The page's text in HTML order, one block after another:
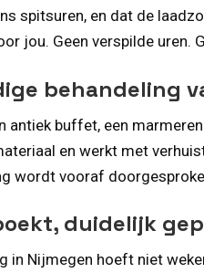
spitsuren, en dat de
jou. Geen verspilde uren.
behandeling
antiek buffet, een
en werkt met
wordt vooraf
duidelijk
in Nijmegen hoeft niet